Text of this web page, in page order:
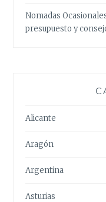
Nomadas
presupuesto y
Alicante
Aragón
Argentina
Asturias